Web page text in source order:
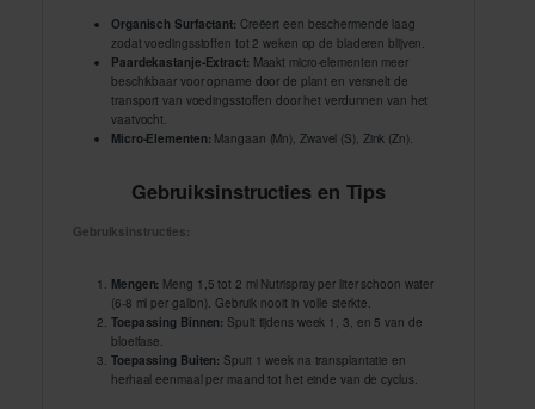
Organisch Surfactant: Creëert een beschermende laag
zodat voedingsstoffen tot 2 weken op de bladeren blijven.
Paardekastanje-Extract: Maakt micro-elementen meer
beschikbaar voor opname door de plant en versnelt de
transport van voedingsstoffen door het verdunnen van het
vaatvocht.
Micro-Elementen: Mangaan (Mn), Zwavel (S), Zink (Zn).
Gebruiksinstructies en Tips
Gebruiksinstructies:
Mengen: Meng 1,5 tot 2 ml Nutrispray per liter schoon water
(6-8 ml per gallon). Gebruik nooit in volle sterkte.
Toepassing Binnen: Spuit tijdens week 1, 3, en 5 van de
bloeifase.
Toepassing Buiten: Spuit 1 week na transplantatie en
herhaal eenmaal per maand tot het einde van de cyclus.